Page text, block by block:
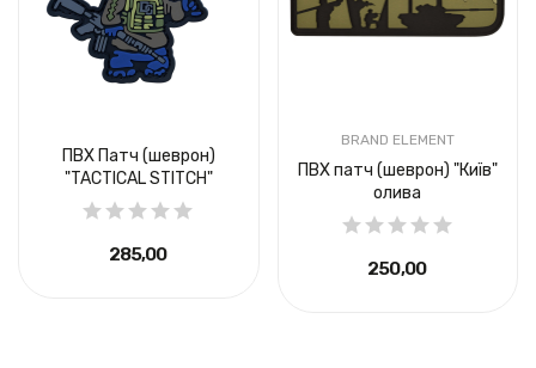
ПВХ Патч (шеврон)
"TACTICAL STITCH"
285,00 ₴
BRAND ELEMENT
ПВХ патч (шеврон) "Київ"
олива
250,00 ₴